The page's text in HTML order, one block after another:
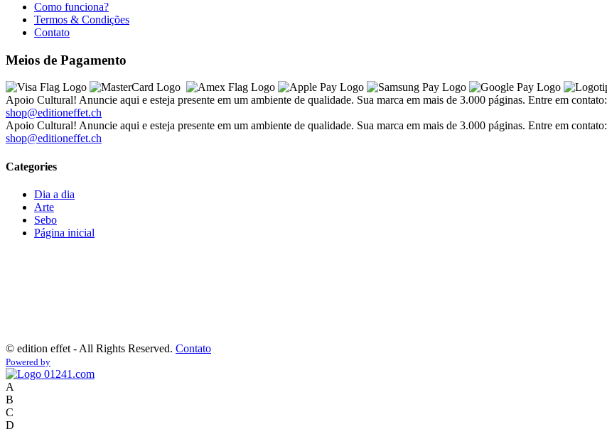
Como funciona?
Termos & Condições
Contato
Meios de Pagamento
Apoio Cultural! Anuncie aqui e esteja presente em um ambiente de qualidade. Sua marca em mais de 3.000 páginas. Entre em contato:
shop@editioneffet.ch
Apoio Cultural! Anuncie aqui e esteja presente em um ambiente de qualidade. Sua marca em mais de 3.000 páginas. Entre em contato:
shop@editioneffet.ch
Categories
Dia a dia
Arte
Sebo
Página inicial
© edition effet - All Rights Reserved. Contato
Powered by
A
B
C
D